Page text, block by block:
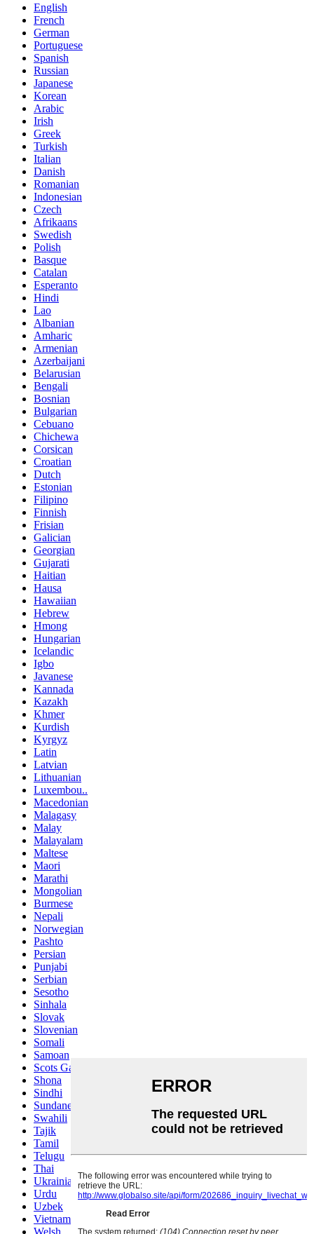
English
French
German
Portuguese
Spanish
Russian
Japanese
Korean
Arabic
Irish
Greek
Turkish
Italian
Danish
Romanian
Indonesian
Czech
Afrikaans
Swedish
Polish
Basque
Catalan
Esperanto
Hindi
Lao
Albanian
Amharic
Armenian
Azerbaijani
Belarusian
Bengali
Bosnian
Bulgarian
Cebuano
Chichewa
Corsican
Croatian
Dutch
Estonian
Filipino
Finnish
Frisian
Galician
Georgian
Gujarati
Haitian
Hausa
Hawaiian
Hebrew
Hmong
Hungarian
Icelandic
Igbo
Javanese
Kannada
Kazakh
Khmer
Kurdish
Kyrgyz
Latin
Latvian
Lithuanian
Luxembou..
Macedonian
Malagasy
Malay
Malayalam
Maltese
Maori
Marathi
Mongolian
Burmese
Nepali
Norwegian
Pashto
Persian
Punjabi
Serbian
Sesotho
Sinhala
Slovak
Slovenian
Somali
Samoan
Scots Gaelic
Shona
Sindhi
Sundanese
Swahili
Tajik
Tamil
Telugu
Thai
Ukrainian
Urdu
Uzbek
Vietnamese
Welsh